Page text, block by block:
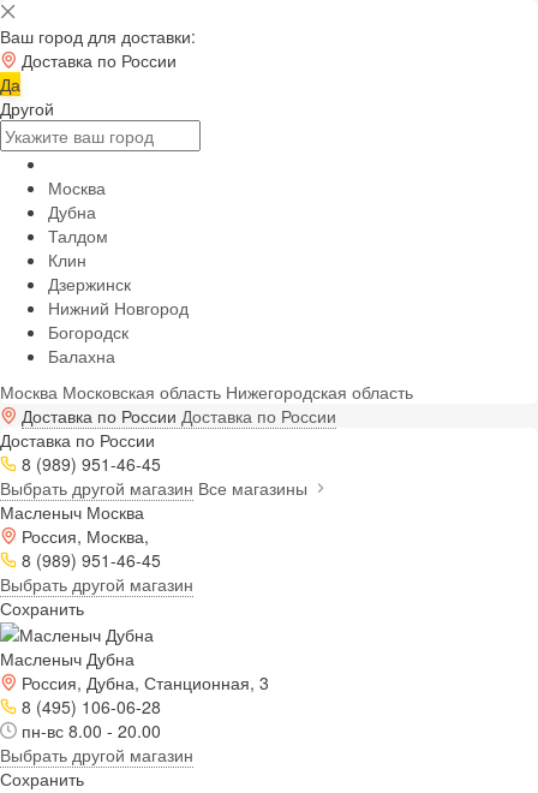
Ваш город для доставки:
Доставка по России
Да
Другой
Москва
Дубна
Талдом
Клин
Дзержинск
Нижний Новгород
Богородск
Балахна
Москва Московская область Нижегородская область
Доставка по России Доставка по России
Доставка по России
8 (989) 951-46-45
Выбрать другой магазин Все магазины
Масленыч Москва
Россия, Москва,
8 (989) 951-46-45
Выбрать другой магазин
Сохранить
Масленыч Дубна
Россия, Дубна, Станционная, 3
8 (495) 106-06-28
пн-вс 8.00 - 20.00
Выбрать другой магазин
Сохранить